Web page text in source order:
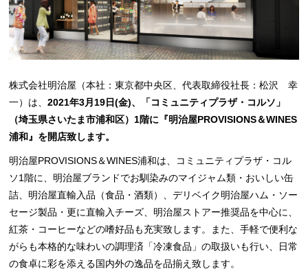
株式会社明治屋（本社：東京都中央区、代表取締役社長：松沢 幸
一）は、2021年3月19日(金)、「コミュニティプラザ・コルソ」
（埼玉県さいたま市浦和区）1階に『明治屋PROVISIONS＆WINES
浦和』を開店致します。
明治屋PROVISIONS＆WINES浦和は、コミュニティプラザ・コル
ソ1階に、明治屋ブランドでお馴染みのマイジャム類・おいしい缶
詰、明治屋直輸入品（食品・酒類）、デリベイク明治屋ハム・ソー
セージ製品・更に直輸入チーズ、明治屋ストアー推奨品を中心に、
紅茶・コーヒーなどの嗜好品も充実致します。また、手軽で便利な
がらも本格的な味わいの調理済「冷凍食品」の取扱いも行い、日常
の食卓に彩を添える国内外の逸品を品揃え致します。